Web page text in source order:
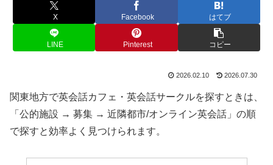
X Facebook はてブ
LINE Pinterest コピー
2026.02.10 2026.07.30
関東地方で英会話カフェ・英会話サークルを探すときは、
「公的施設 → 募集 → 近隣都市/オンライン英会話」の順
で探すと効率よく見つけられます。